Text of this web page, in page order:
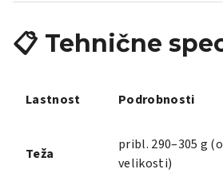
📋 Tehnične
Lastnost Podrobnosti
Teža
pribl. 290–305 g
velikosti)